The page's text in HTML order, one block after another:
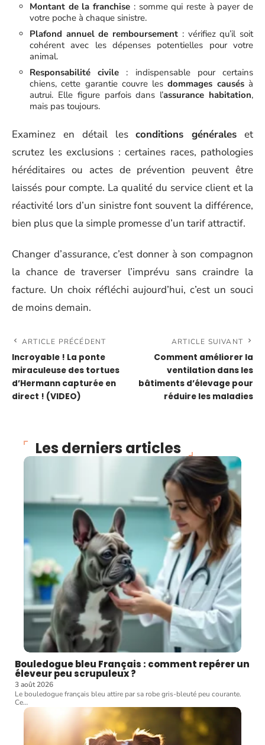
Montant de la franchise : somme qui reste à payer de
votre poche à chaque sinistre.
Plafond annuel de remboursement : vérifiez qu’il soit
cohérent avec les dépenses potentielles pour votre
animal.
Responsabilité civile : indispensable pour certains
chiens, cette garantie couvre lesdommages causésà
autrui. Elle figure parfois dans l’assurance habitation,
mais pas toujours.
Examinez en détail lesconditions générales et
scrutez les exclusions : certaines races, pathologies
héréditaires ou actes de prévention peuvent être
laissés pour compte. La qualité du service client et la
réactivité lors d’un sinistre font souvent la différence,
bien plus que la simple promesse d’un tarif attractif.
Changer d’assurance, c’est donner à son compagnon
la chance de traverser l’imprévu sans craindre la
facture. Un choix réfléchi aujourd’hui, c’est un souci
de moins demain.
ARTICLE PRÉCÉDENT
Incroyable ! La ponte
miraculeuse des tortues
d’Hermann capturée en
direct ! (VIDEO)
ARTICLE SUIVANT
Comment améliorer la
ventilation dans les
bâtiments d’élevage pour
réduire les maladies
Les derniers articles
Bouledogue bleu Français : comment repérer un
éleveur peu scrupuleux ?
3 août 2026
Le bouledogue français bleu attire par sa robe gris-bleuté peu courante.
Ce…